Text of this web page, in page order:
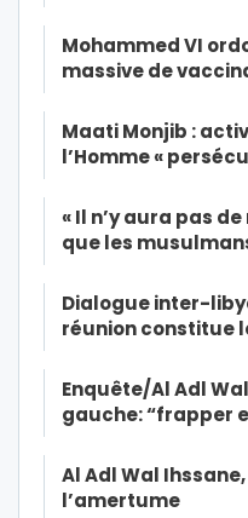
Mohammed VI
massive de
Maati Monjib :
l’Homme «
« Il n’y aura pas
que les
Dialogue inter-
réunion constitue
Enquête/Al Adl
gauche: “frapper
Al Adl Wal
l’amertume